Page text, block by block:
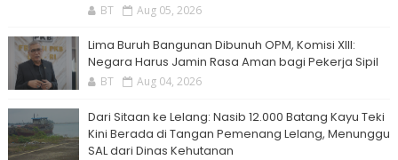
BT Aug 05, 2026
Lima Buruh Bangunan Dibunuh OPM, Komisi XIII:
Negara Harus Jamin Rasa Aman bagi Pekerja Sipil
BT Aug 04, 2026
Dari Sitaan ke Lelang: Nasib 12.000 Batang Kayu Teki
Kini Berada di Tangan Pemenang Lelang, Menunggu
SAL dari Dinas Kehutanan